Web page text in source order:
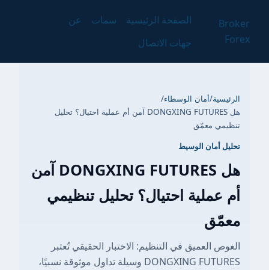
Broker
Forex
الصفحة الرئيسية سمات
عن
جهات الاتصال
الرئيسية/أمان الوسطاء/
هل DONGXING FUTURES آمن أم عملية احتيال؟ تحليل
تنظيمي معمّق
تحليل أمان الوسيط
هل DONGXING FUTURES آمن
أم عملية احتيال؟ تحليل تنظيمي
معمّق
الغوص العميق في التنظيم: الاختبار الحقيقي تُعتبر
DONGXING FUTURES وسيلة تداول موثوقة نسبيًا،